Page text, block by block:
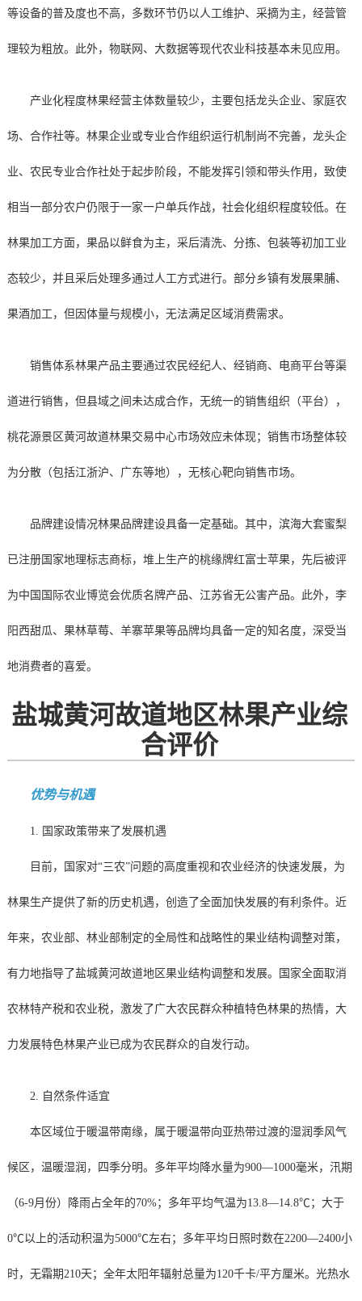
等设备的普及度也不高，多数环节仍以人工维护、采摘为主，经营管
理较为粗放。此外，物联网、大数据等现代农业科技基本未见应用。
产业化程度林果经营主体数量较少，主要包括龙头企业、家庭农
场、合作社等。林果企业或专业合作组织运行机制尚不完善，龙头企
业、农民专业合作社处于起步阶段，不能发挥引领和带头作用，致使
相当一部分农户仍限于一家一户单兵作战，社会化组织程度较低。在
林果加工方面，果品以鲜食为主，采后清洗、分拣、包装等初加工业
态较少，并且采后处理多通过人工方式进行。部分乡镇有发展果脯、
果酒加工，但因体量与规模小，无法满足区域消费需求。
销售体系林果产品主要通过农民经纪人、经销商、电商平台等渠
道进行销售，但县域之间未达成合作，无统一的销售组织（平台），
桃花源景区黄河故道林果交易中心市场效应未体现；销售市场整体较
为分散（包括江浙沪、广东等地），无核心靶向销售市场。
品牌建设情况林果品牌建设具备一定基础。其中，滨海大套蜜梨
已注册国家地理标志商标，堆上生产的桃缘牌红富士苹果，先后被评
为中国国际农业博览会优质名牌产品、江苏省无公害产品。此外，李
阳西甜瓜、果林草莓、羊寨苹果等品牌均具备一定的知名度，深受当
地消费者的喜爱。
盐城黄河故道地区林果产业综
合评价
优势与机遇
1. 国家政策带来了发展机遇
目前，国家对“三农”问题的高度重视和农业经济的快速发展，为
林果生产提供了新的历史机遇，创造了全面加快发展的有利条件。近
年来，农业部、林业部制定的全局性和战略性的果业结构调整对策，
有力地指导了盐城黄河故道地区果业结构调整和发展。国家全面取消
农林特产税和农业税，激发了广大农民群众种植特色林果的热情，大
力发展特色林果产业已成为农民群众的自发行动。
2. 自然条件适宜
本区域位于暖温带南缘，属于暖温带向亚热带过渡的湿润季风气
候区，温暖湿润，四季分明。多年平均降水量为900—1000毫米，汛期
（6-9月份）降雨占全年的70%；多年平均气温为13.8—14.8℃；大于
0℃以上的活动积温为5000℃左右；多年平均日照时数在2200—2400小
时，无霜期210天；全年太阳年辐射总量为120千卡/平方厘米。光热水